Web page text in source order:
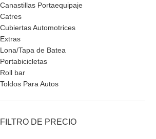
Canastillas Portaequipaje
Catres
Cubiertas Automotrices
Extras
Lona/Tapa de Batea
Portabicicletas
Roll bar
Toldos Para Autos
FILTRO DE PRECIO